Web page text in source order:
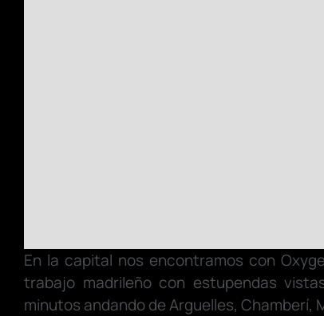
En la capital nos encontramos con
trabajo madrileño con estupendas
minutos andando de Arguelles, Chamberí,